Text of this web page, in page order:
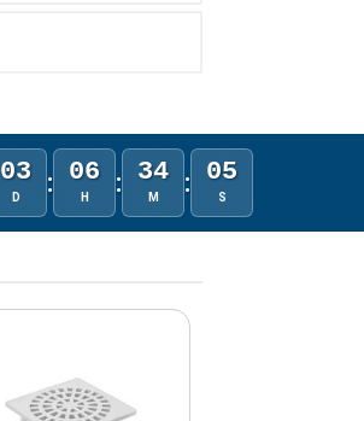
03
D : 06
H : 34
M : 04
S